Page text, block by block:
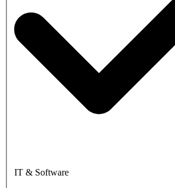
IT & Software